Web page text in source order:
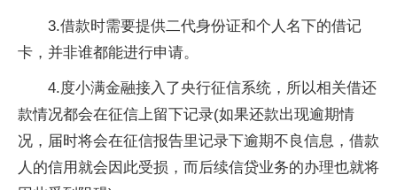
3.借款时需要提供二代身份证和个人名下的借记
卡，并非谁都能进行申请。
4.度小满金融接入了央行征信系统，所以相关借还
款情况都会在征信上留下记录(如果还款出现逾期情
况，届时将会在征信报告里记录下逾期不良信息，借款
人的信用就会因此受损，而后续信贷业务的办理也就将